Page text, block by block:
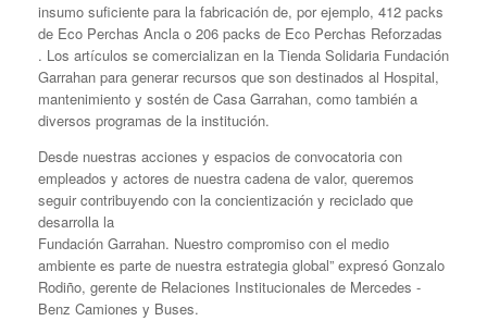
insumo suficiente para la fabricación de, por ejemplo, 412 packs
de Eco Perchas Ancla o 206 packs de Eco Perchas Reforzadas
. Los artículos se comercializan en la Tienda Solidaria Fundación
Garrahan para generar recursos que son destinados al Hospital,
mantenimiento y sostén de Casa Garrahan, como también a
diversos programas de la institución.
Desde nuestras acciones y espacios de convocatoria con
empleados y actores de nuestra cadena de valor, queremos
seguir contribuyendo con la concientización y reciclado que
desarrolla la
Fundación Garrahan. Nuestro compromiso con el medio
ambiente es parte de nuestra estrategia global” expresó Gonzalo
Rodiño, gerente de Relaciones Institucionales de Mercedes -
Benz Camiones y Buses.